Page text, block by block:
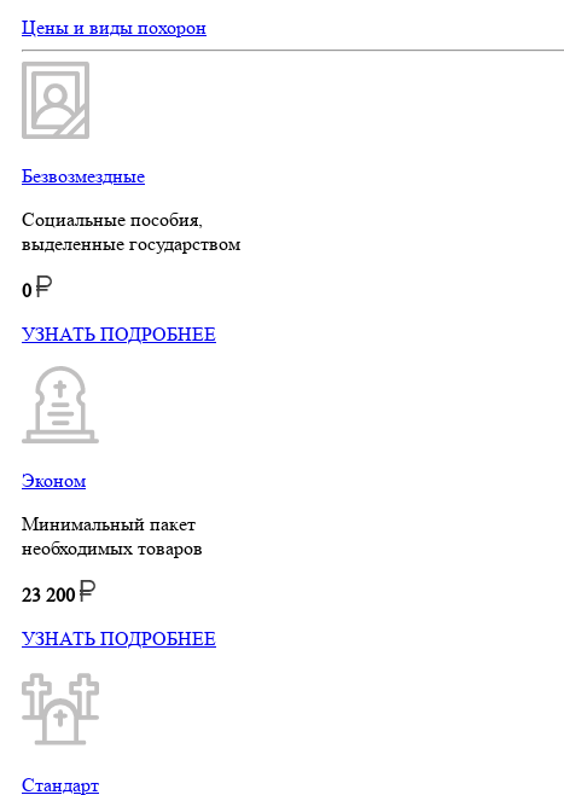
Цены и виды похорон
Безвозмездные
Социальные пособия,
выделенные государством
0
УЗНАТЬ ПОДРОБНЕЕ
Эконом
Минимальный пакет
необходимых товаров
23 200
УЗНАТЬ ПОДРОБНЕЕ
Стандарт